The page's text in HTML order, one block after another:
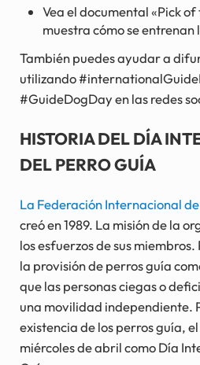
Vea el documental «Pick
muestra cómo se entrenan
También puedes ayudar a
utilizando
#GuideDogDay en las redes
HISTORIA DEL DÍA
DEL PERRO GUÍA
La Federación Internacional
creó en 1989. La misión de la
los esfuerzos de sus
la provisión de perros guía
que las personas ciegas o
una movilidad independiente.
existencia de los perros guía,
miércoles de abril como Día